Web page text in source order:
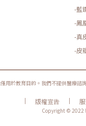
-藍
-鳳
-真
-皮
用於教育目的。我們不提供醫療
| 版權宣告 |
Copyright © 2022